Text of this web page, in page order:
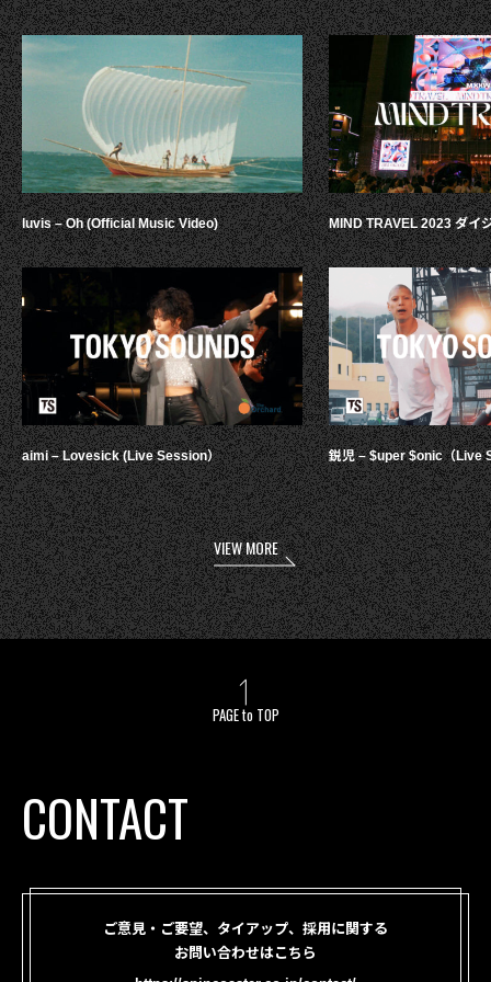
luvis – Oh (Official Music Video)
aimi – Lovesick (Live Session）
MIND TRAVEL 2023 ダイ
鋭児 – $uper $onic（Live
VIEW MORE
PAGE to TOP
CONTACT
ご意見・ご要望、タイアップ、採用に関する
お問い合わせはこちら